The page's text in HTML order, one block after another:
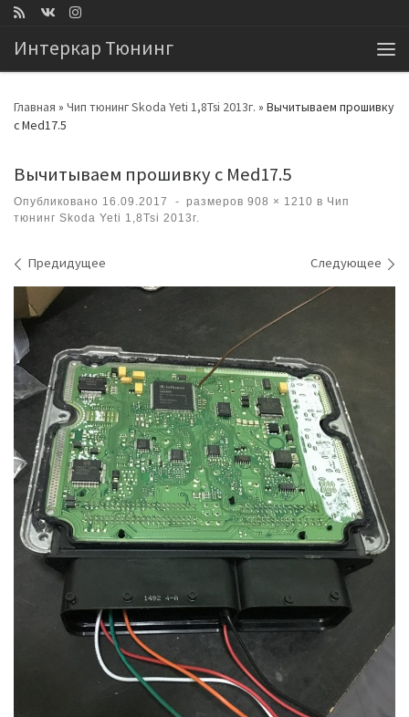
Интеркар Тюнинг
Главная » Чип тюнинг Skoda Yeti 1,8Tsi 2013г. » Вычитываем прошивку
с Med17.5
Вычитываем прошивку с Med17.5
Опубликовано 16.09.2017 - размеров 908 × 1210 в Чип
тюнинг Skoda Yeti 1,8Tsi 2013г.
Навигация по изображениям
Предидущее Следующее